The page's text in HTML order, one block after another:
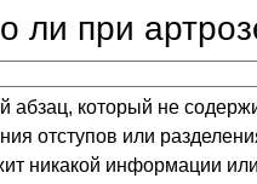
ли при
абзац, который не
отступов или
никакой информации